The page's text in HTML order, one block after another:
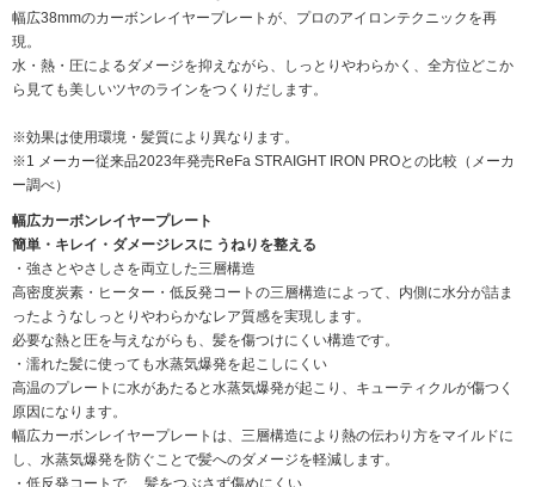
幅広38mmのカーボンレイヤープレートが、プロのアイロンテクニックを再
現。
水・熱・圧によるダメージを抑えながら、しっとりやわらかく、全方位どこか
ら見ても美しいツヤのラインをつくりだします。
※効果は使用環境・髪質により異なります。
※1 メーカー従来品2023年発売ReFa STRAIGHT IRON PROとの比較（メーカ
ー調べ）
幅広カーボンレイヤープレート
簡単・キレイ・ダメージレスに うねりを整える
・強さとやさしさを両立した三層構造
高密度炭素・ヒーター・低反発コートの三層構造によって、内側に水分が詰ま
ったようなしっとりやわらかなレア質感を実現します。
必要な熱と圧を与えながらも、髪を傷つけにくい構造です。
・濡れた髪に使っても水蒸気爆発を起こしにくい
高温のプレートに水があたると水蒸気爆発が起こり、キューティクルが傷つく
原因になります。
幅広カーボンレイヤープレートは、三層構造により熱の伝わり方をマイルドに
し、水蒸気爆発を防ぐことで髪へのダメージを軽減します。
・低反発コートで、 髪をつぶさず傷めにくい